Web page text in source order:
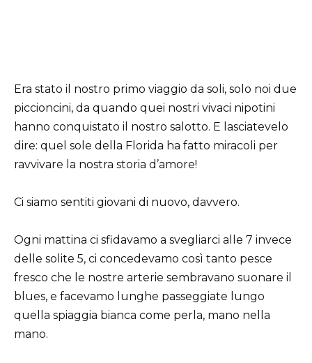
Era stato il nostro primo viaggio da soli, solo noi due
piccioncini, da quando quei nostri vivaci nipotini
hanno conquistato il nostro salotto. E lasciatevelo
dire: quel sole della Florida ha fatto miracoli per
ravvivare la nostra storia d’amore!
Ci siamo sentiti giovani di nuovo, davvero.
Ogni mattina ci sfidavamo a svegliarci alle 7 invece
delle solite 5, ci concedevamo così tanto pesce
fresco che le nostre arterie sembravano suonare il
blues, e facevamo lunghe passeggiate lungo
quella spiaggia bianca come perla, mano nella
mano.